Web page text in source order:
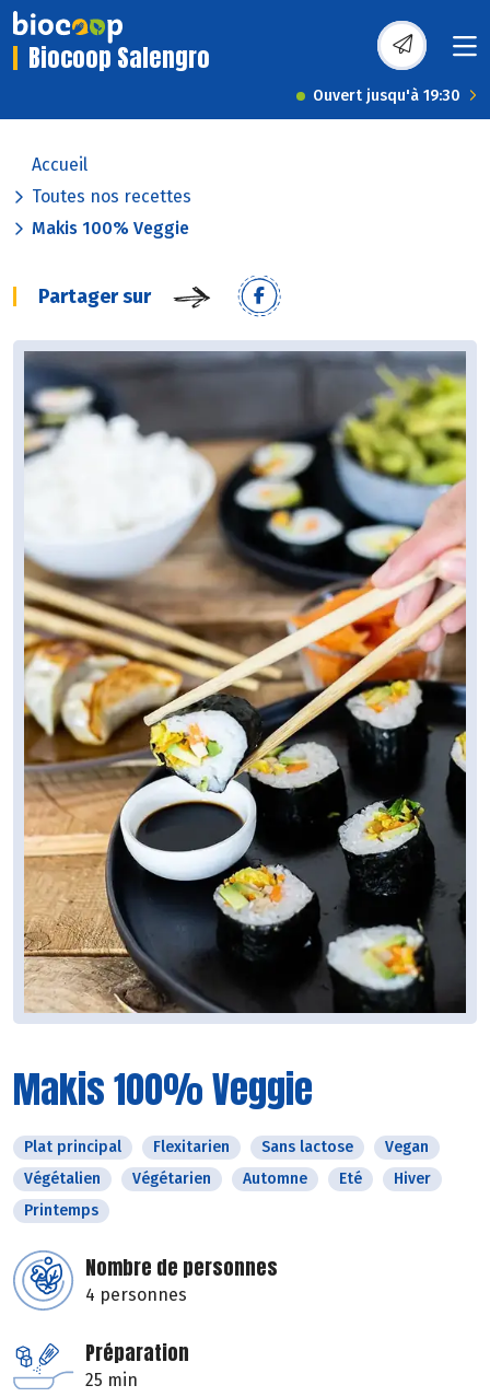
Biocoop Salengro
Ouvert jusqu'à 19:30
Accueil
Toutes nos recettes
Makis 100% Veggie
Partager sur
Makis 100% Veggie
Plat principal Flexitarien Sans lactose
Vegan
Végétalien
Végétarien Automne Eté
Hiver
Printemps
Nombre de personnes
4 personnes
Préparation
25 min